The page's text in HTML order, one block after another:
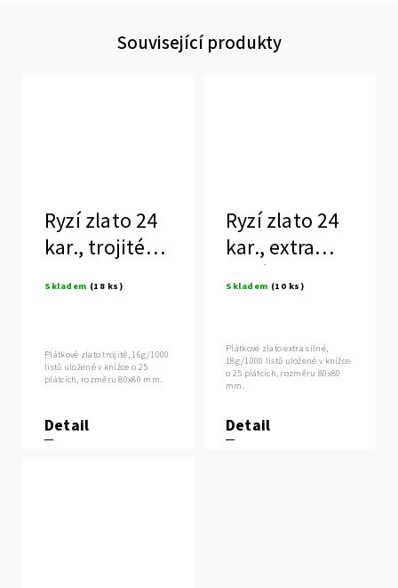
Související produkty
Ryzí zlato 24
kar., trojité
Skladem (18 ks)
Detail
Plátkové zlato trojité, 16g/1000
listů uložené v knížce o 25
plátcích, rozměru 80x80 mm.
Ryzí zlato 24
kar., extra
silné 18g,
Skladem (10 ks)
Detail
Plátkové zlato extra silné,
18g/1000 listů uložené v knížce
o 25 plátcích, rozměru 80x80
mm.